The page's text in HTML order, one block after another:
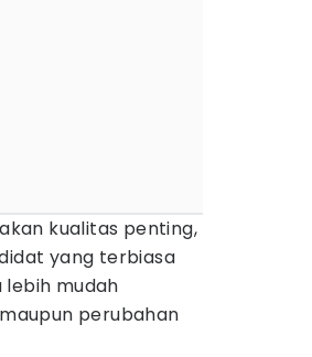
kualitas penting,
yang terbiasa
mudah
perubahan